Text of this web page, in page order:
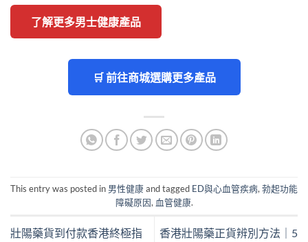
了解更多男士健康產品
🛒 前往商城選購更多產品
This entry was posted in 男性健康and tagged ED與心血管疾病, 勃起功能
障礙原因, 血管健康.
壯陽藥貨到付款香港終極指
香港壯陽藥正貨辨別方法｜5